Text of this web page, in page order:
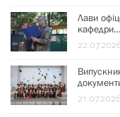
Лави
кафедри…